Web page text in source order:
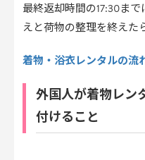
最終返却時間の17:30ま
えと荷物の整理を終えた
着物・浴衣レンタルの流
外国人が着物レン
付けること